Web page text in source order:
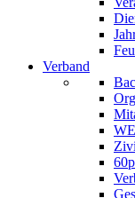
Verband